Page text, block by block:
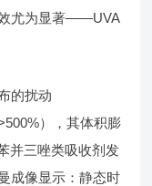
效尤为显著——UVA
的扰动
），其体积膨
并三唑类吸收剂发
成像显示：静态时